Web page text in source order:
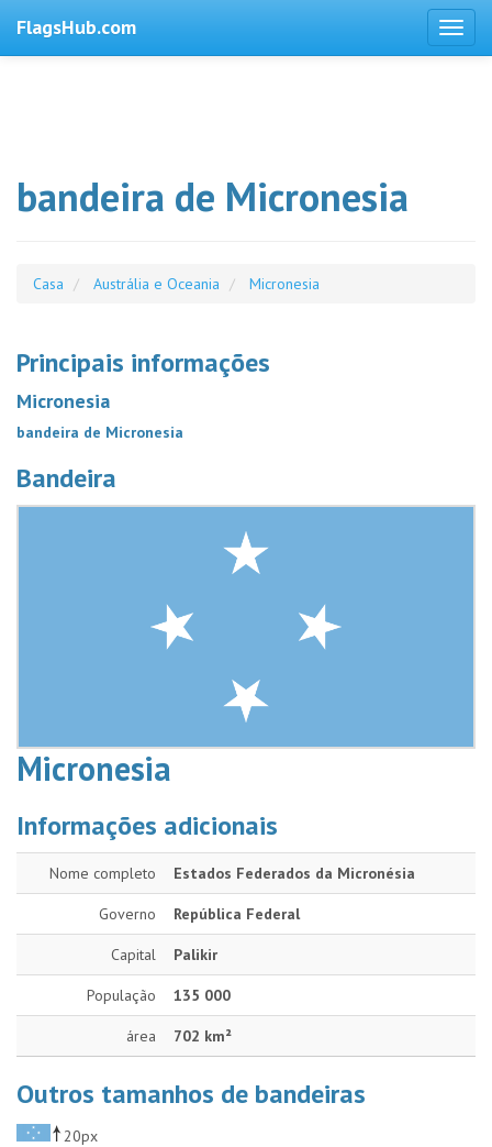
FlagsHub.com
bandeira de Micronesia
Casa Austrália e Oceania Micronesia
Principais informações
Micronesia
bandeira de Micronesia
Bandeira
Micronesia
Informações adicionais
Nome completo Estados Federados da Micronésia
Governo República Federal
Capital Palikir
População 135 000
área 702 km²
Outros tamanhos de bandeiras
20px